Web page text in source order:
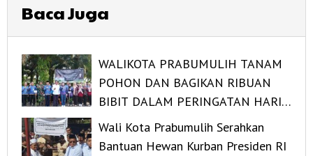
Baca Juga
WALIKOTA PRABUMULIH TANAM
POHON DAN BAGIKAN RIBUAN
BIBIT DALAM PERINGATAN HARI
LINGKUNGAN HIDUP SEDUNIA
2026
Wali Kota Prabumulih Serahkan
Bantuan Hewan Kurban Presiden RI